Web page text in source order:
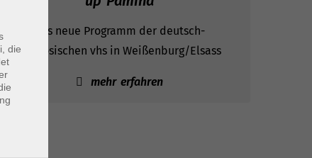
Das neue Programm der deutsch-
französischen vhs in Weißenburg/Elsass
mehr erfahren
die